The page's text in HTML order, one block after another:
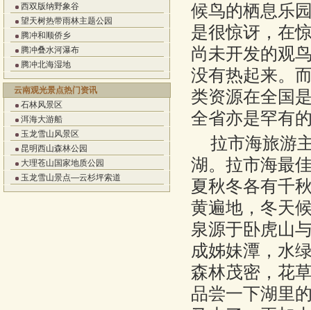
西双版纳野象谷
望天树热带雨林主题公园
腾冲和顺侨乡
腾冲叠水河瀑布
腾冲北海湿地
云南观光景点热门资讯
石林风景区
洱海大游船
玉龙雪山风景区
昆明西山森林公园
大理苍山国家地质公园
玉龙雪山景点—云杉坪索道
候鸟的栖息乐
是很惊讶，在
尚未开发的观
没有热起来。
类资源在全国
全省亦是罕有
拉市海旅游
湖。拉市海最
夏秋冬各有千
黄遍地，冬天
泉源于卧虎山
成姊妹潭，水
森林茂密，花
品尝一下湖里